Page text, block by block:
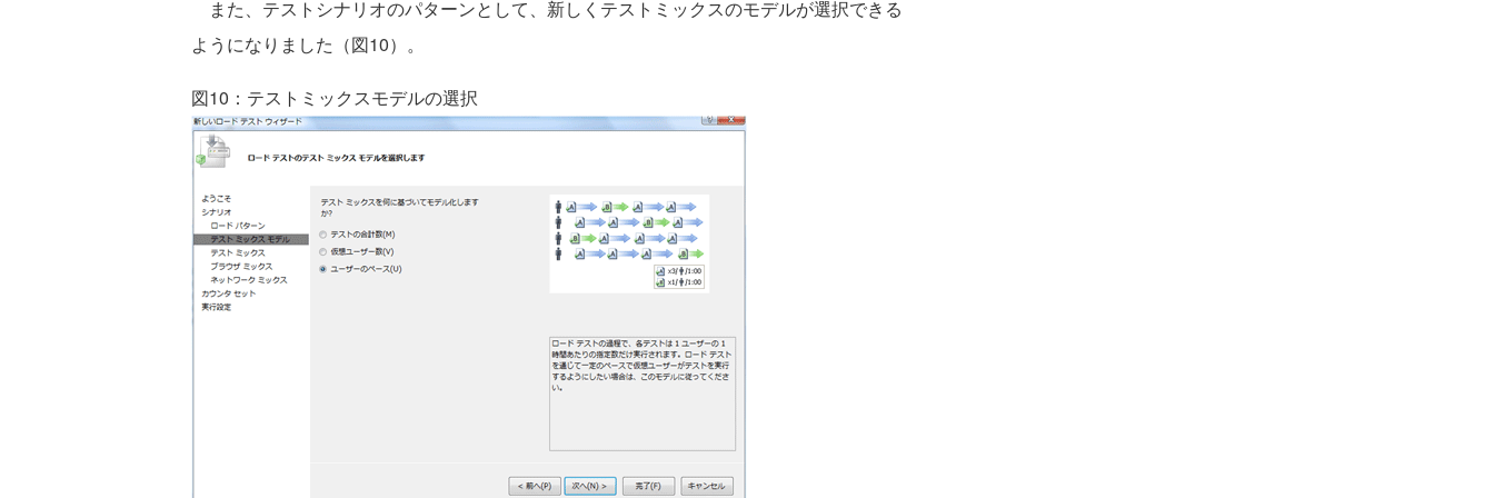
また、テストシナリオのパターンとして、新しくテストミックスのモデルが選択できる
ようになりました（図10）。
図10：テストミックスモデルの選択